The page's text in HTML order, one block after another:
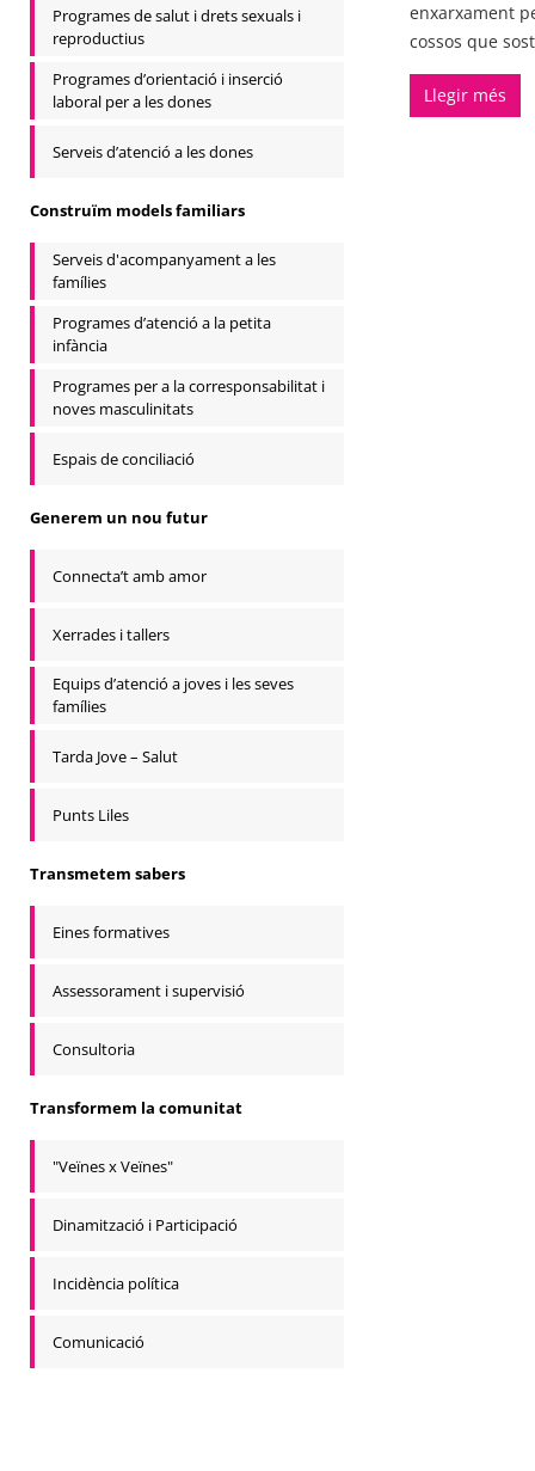
Programes de salut i drets sexuals i
reproductius
Programes d’orientació i inserció
laboral per a les dones
Serveis d’atenció a les dones
Construïm models familiars
Serveis d'acompanyament a les
famílies
Programes d’atenció a la petita
infància
Programes per a la corresponsabilitat i
noves masculinitats
Espais de conciliació
Generem un nou futur
Connecta’t amb amor
Xerrades i tallers
Equips d’atenció a joves i les seves
famílies
Tarda Jove – Salut
Punts Liles
Transmetem sabers
Eines formatives
Assessorament i supervisió
Consultoria
Transformem la comunitat
"Veïnes x Veïnes"
Dinamització i Participació
Incidència política
Comunicació
enxarxament
cossos que
Llegir més